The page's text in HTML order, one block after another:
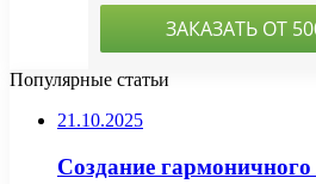
Популярные статьи
21.10.2025
Создание гармоничного